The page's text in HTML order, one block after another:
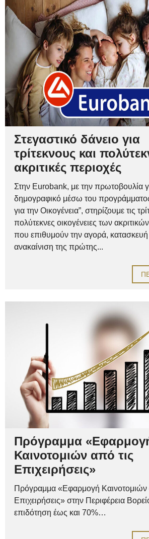
Στεγαστικό δάνειο για
τρίτεκνους και
ακριτικές περιοχές
Στην Eurobank, με την πρωτοβουλία
δημογραφικό μέσω του
για την Οικογένεια”, στηρίζουμε τις
πολύτεκνες οικογένειες των
που επιθυμούν την αγορά,
ανακαίνιση της πρώτης...
Πρόγραμμα
Καινοτομιών από τις
Επιχειρήσεις»
Πρόγραμμα «Εφαρμογή Καινοτομιών
Επιχειρήσεις» στην Περιφέρεια
επιδότηση έως και 70%…